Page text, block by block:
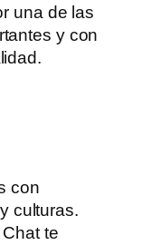
una de las
y con
con
culturas.
te